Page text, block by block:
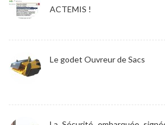
ACTEMIS !
Le godet Ouvreur de Sacs